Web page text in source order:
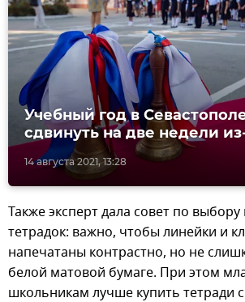
14 августа 2021, 13:28
Учебный год в
сдвинуть на две недели
Также эксперт дала совет по
тетрадок: важно, чтобы линейки и
напечатаны контрастно, но не
белой матовой бумаге. При этом
школьникам лучше купить тетради